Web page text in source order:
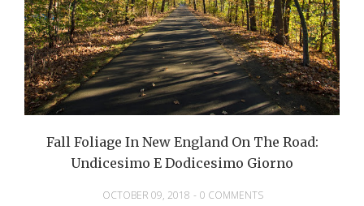
Fall Foliage In New England On The Road:
Undicesimo E Dodicesimo Giorno
OCTOBER 09, 2018 - 0 COMMENTS